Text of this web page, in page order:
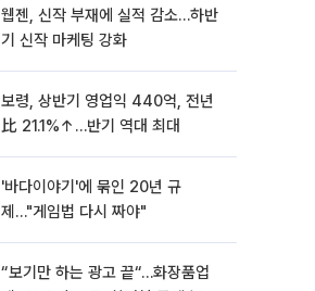
웹젠, 신작 부재에 실적 감소…하반
기 신작 마케팅 강화
보령, 상반기 영업익 440억, 전년
比 21.1%↑…반기 역대 최대
'바다이야기'에 묶인 20년 규
제…"게임법 다시 짜야"
“보기만 하는 광고 끝“…화장품업